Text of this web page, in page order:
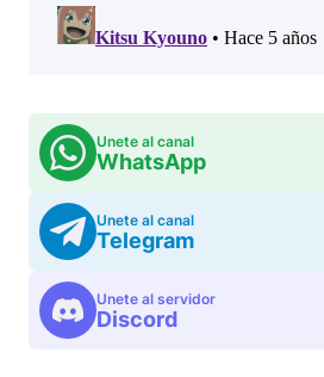
Unete al canal
WhatsApp
Unete al canal
Telegram
Unete al servidor
Discord